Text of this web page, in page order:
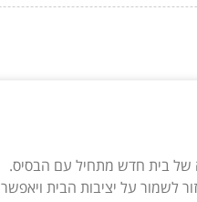
של בית חדש מתחיל עם הבסיס.
לשמור על יציבות הבית ויאפשר